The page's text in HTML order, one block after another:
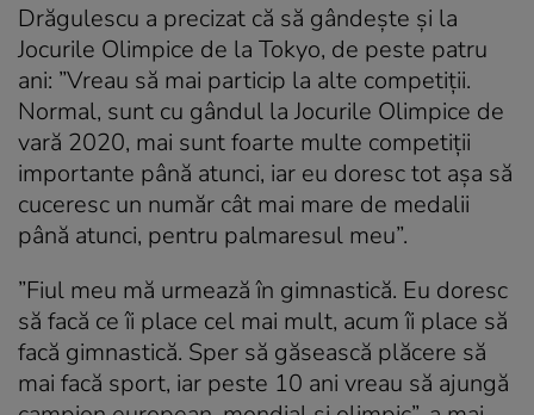
Drăgulescu a precizat că să gândește și la
Jocurile Olimpice de la Tokyo, de peste patru
ani: ”Vreau să mai particip la alte competiții.
Normal, sunt cu gândul la Jocurile Olimpice de
vară 2020, mai sunt foarte multe competiții
importante până atunci, iar eu doresc tot așa să
cuceresc un număr cât mai mare de medalii
până atunci, pentru palmaresul meu”.
”Fiul meu mă urmează în gimnastică. Eu doresc
să facă ce îi place cel mai mult, acum îi place să
facă gimnastică. Sper să găsească plăcere să
mai facă sport, iar peste 10 ani vreau să ajungă